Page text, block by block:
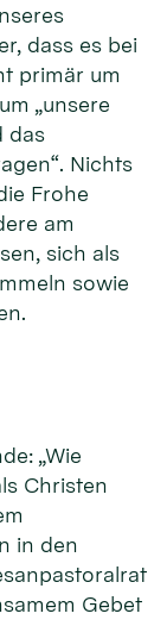
dass es bei
primär um
„unsere
das
Nichts
Frohe
am
sich als
sowie
„Wie
Christen
in den
Gebet